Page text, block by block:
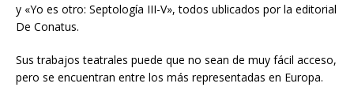
y «Yo es otro: Septología III-V», todos ublicados por la editorial
De Conatus.
Sus trabajos teatrales puede que no sean de muy fácil acceso,
pero se encuentran entre los más representadas en Europa.